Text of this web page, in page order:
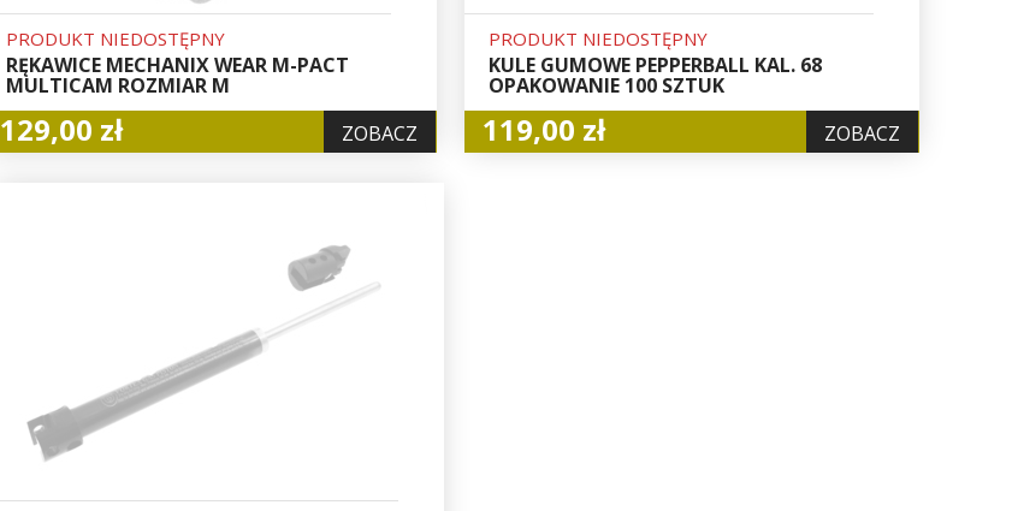
PRODUKT NIEDOSTĘPNY
RĘKAWICE MECHANIX WEAR M-PACT
MULTICAM ROZMIAR M
129,00 zł ZOBACZ
PRODUKT NIEDOSTĘPNY
KULE GUMOWE PEPPERBALL KAL. 68
OPAKOWANIE 100 SZTUK
119,00 zł ZOBACZ